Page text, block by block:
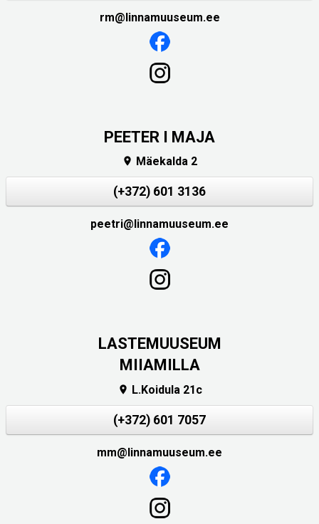
rm@linnamuuseum.ee
PEETER I MAJA
 Mäekalda 2
(+372) 601 3136
peetri@linnamuuseum.ee
LASTEMUUSEUM
MIIAMILLA
 L.Koidula 21c
(+372) 601 7057
mm@linnamuuseum.ee